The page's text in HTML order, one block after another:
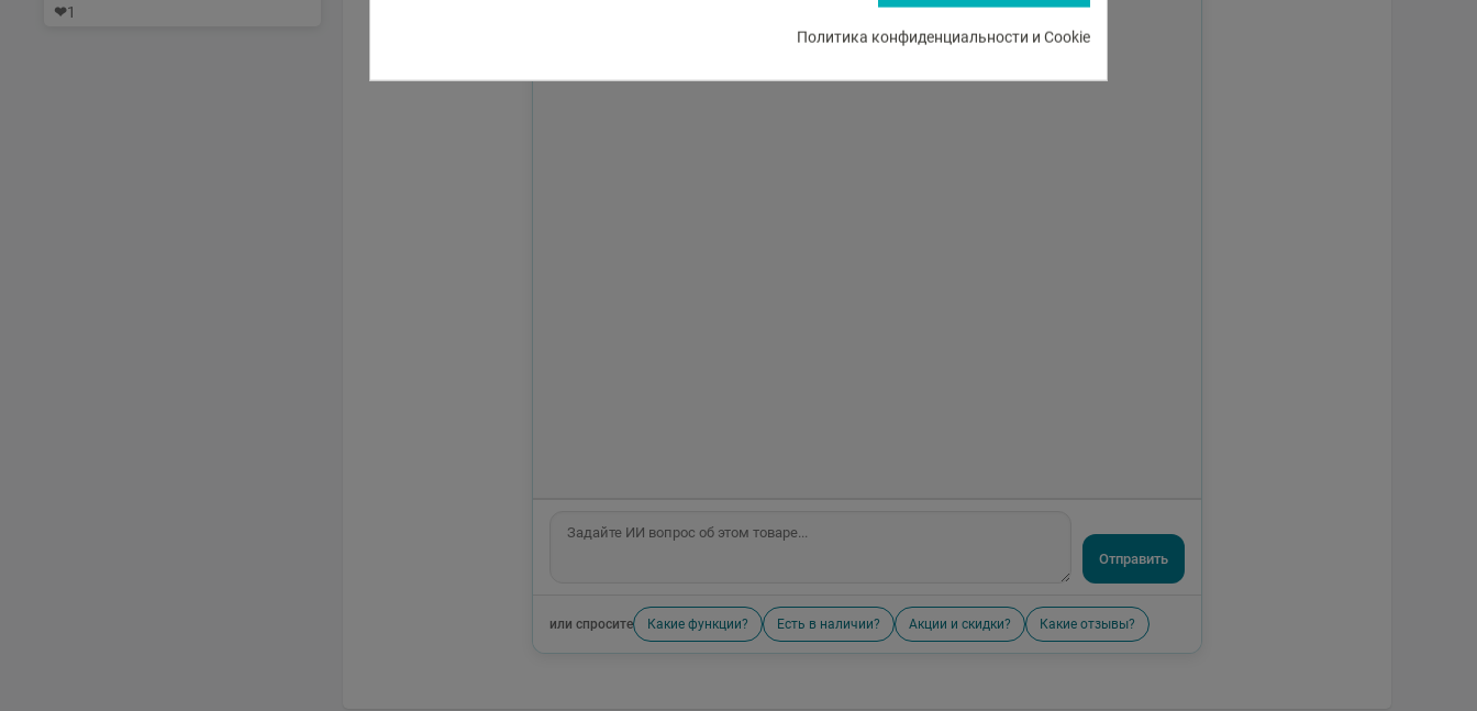
Политика конфиденциальности и Cookie
❤1
Отправить
или спросите Какие функции? Есть в наличии? Акции и скидки? Какие отзывы?